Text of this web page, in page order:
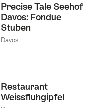
Precise Tale Seehof
Davos: Fondue
Stuben
Davos
Restaurant
Weissfluhgipfel